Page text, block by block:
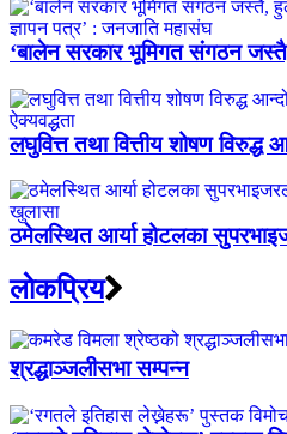
‘बालेन सरकार भूमिगत संगठन
लघुवित्त तथा वित्तीय शोषण विरुद्ध
ठमेलस्थित आर्या होटलका
लाेकप्रिय
श्रद्धाञ्जलीसभा सम्पन्न